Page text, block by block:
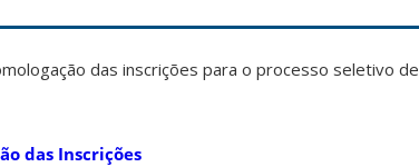
das inscrições para o processo seletivo de
das Inscrições